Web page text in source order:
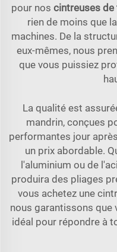
pour nos cintreuses de
rien de moins que
machines. De la
eux-mêmes, nous
que vous puissiez
La qualité est
mandrin, conçues
performantes jour
un prix abordable.
l'aluminium ou de
produira des pliages
vous achetez une
nous garantissons que
idéal pour répondre à